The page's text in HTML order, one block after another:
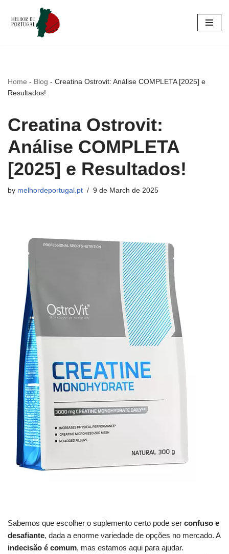
Skip
Home - Blog - Creatina Ostrovit: Análise COMPLETA [2025] e
Resultados!
Creatina Ostrovit:
Análise COMPLETA
[2025] e Resultados!
by melhordeportugal.pt 9 de March de 2025
Sabemos que escolher o suplemento certo pode ser confuso e
desafiante, dada a enorme variedade de opções no mercado. A
indecisão é comum, mas estamos aqui para ajudar.